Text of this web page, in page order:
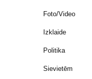
Foto/Video
Izklaide
Politika
Sievietēm